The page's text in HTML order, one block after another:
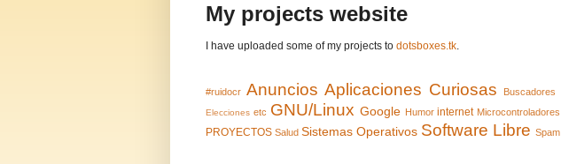
My projects website
I have uploaded some of my projects to dotsboxes.tk.
#ruidocr Anuncios Aplicaciones Curiosas Buscadores
Elecciones etc GNU/Linux Google Humor internet Microcontroladores
PROYECTOS Salud Sistemas Operativos Software Libre Spam